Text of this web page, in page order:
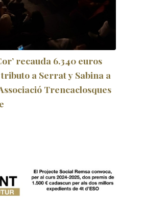
recauda 6.340 euros
a Serrat y Sabina a
Trencaclosques